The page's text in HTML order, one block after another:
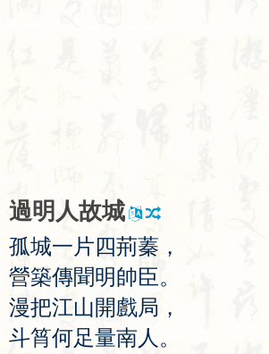
過明 人故城
孤城一片四荊蓁 ，
營築傳聞明帥臣。
漫把江山開戲局 ，
斗筲何足量南 人 。